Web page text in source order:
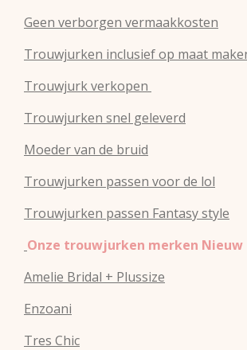
Geen verborgen vermaakkosten
Trouwjurken inclusief op maat
Trouwjurk verkopen
Trouwjurken snel geleverd
Moeder van de bruid
Trouwjurken passen voor de lol
Trouwjurken passen Fantasy style
Onze trouwjurken merken Nieuw
Amelie Bridal + Plussize
Enzoani
Tres Chic